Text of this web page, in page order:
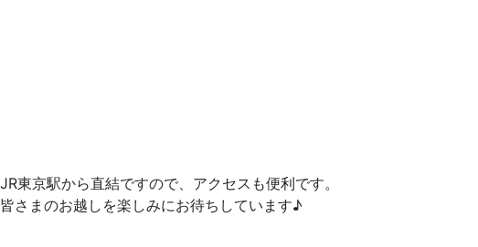
JR東京駅から直結ですので、アクセスも便利です。
皆さまのお越しを楽しみにお待ちしています♪